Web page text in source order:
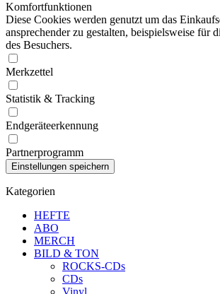
Komfortfunktionen
Diese Cookies werden genutzt um das
ansprechender zu gestalten, beispielsweise für
des Besuchers.
Merkzettel
Statistik & Tracking
Endgeräteerkennung
Partnerprogramm
Kategorien
HEFTE
ABO
MERCH
BILD & TON
ROCKS-CDs
CDs
Vinyl